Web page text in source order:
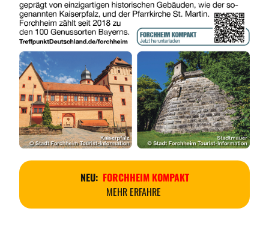
NEU: FORCHHEIM KOMPAKT
MEHR ERFAHRE